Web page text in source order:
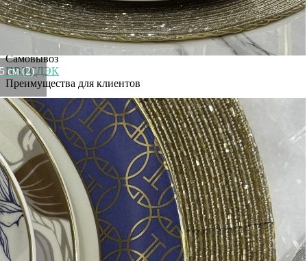
см (2)
Информация о доставке
Эль-Монте
Прочее
Служба доставки СДЭК
Самовывоз
ПВЗ СДЭК
Преимущества для клиентов
Закзать в интернет-магазине
Вступайте в ряды довольных клиентов! Создавайте
Вашу территорию уюта!
Доставка
Мы доставим ваш заказ курьером по Москве и Санкт-
Петербургу или службой доставки по всей России.
Оплата
Оплатите заказ банковской картой, электронными
деньгами или наличными в ближайшем платежном
терминале или наличными.
Как заказать
Позвоните менеджеру по телефону или оформите заказ
через корзину